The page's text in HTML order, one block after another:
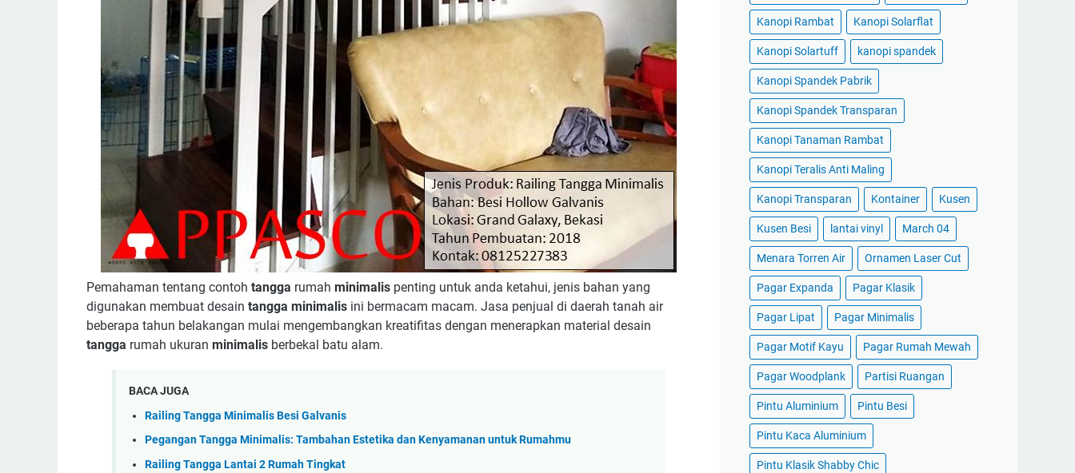
Pemahaman tentang contoh tangga rumah minimalis penting untuk anda ketahui, jenis bahan yang
digunakan membuat desain tangga minimalis ini bermacam macam. Jasa penjual di daerah tanah air
beberapa tahun belakangan mulai mengembangkan kreatifitas dengan menerapkan material desain
tangga rumah ukuran minimalis berbekal batu alam.
BACA JUGA
Railing Tangga Minimalis Besi Galvanis
Pegangan Tangga Minimalis: Tambahan Estetika dan Kenyamanan untuk Rumahmu
Railing Tangga Lantai 2 Rumah Tingkat
Kanopi Rambat Kanopi Solarflat
Kanopi Solartuff kanopi spandek
Kanopi Spandek Pabrik
Kanopi Spandek Transparan
Kanopi Tanaman Rambat
Kanopi Teralis Anti Maling
Kanopi Transparan Kontainer Kusen
Kusen Besi lantai vinyl March 04
Menara Torren Air Ornamen Laser Cut
Pagar Expanda Pagar Klasik
Pagar Lipat Pagar Minimalis
Pagar Motif Kayu Pagar Rumah Mewah
Pagar Woodplank Partisi Ruangan
Pintu Aluminium Pintu Besi
Pintu Kaca Aluminium
Pintu Klasik Shabby Chic